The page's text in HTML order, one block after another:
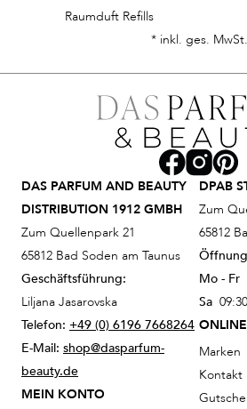
Raumduft Refills
* inkl. ges. MwSt.
DAS PARFUM AND BEAUTY
DISTRIBUTION 1912 GMBH
Zum Quellenpark 21
65812 Bad Soden am Taunus
Geschäftsführung:
Liljana Jasarovska
Telefon: +49 (0) 6196 7668264
E-Mail: shop@dasparfum-
beauty.de
MEIN KONTO
DPAB
Zum
65812
Mo - Fr
Sa
Marken
Kontakt